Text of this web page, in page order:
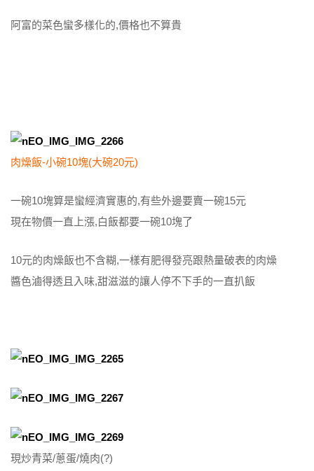
阿富的菜色蠻多樣化的,價格也不算貴
肉燥飯-小碗10塊(大碗20元)
一碗10塊算是蠻經濟實惠的,有些外邊要賣一碗15元
現在物價一直上漲,白飯都要一碗10塊了
10元的肉燥飯也不含糊,一樣有肥得發亮跟熱量破表的肉燥
醬色滷得透且入味,甜滋滋的讓人停不下手的一直扒飯
現炒青菜/蔥蛋/燒肉(?)